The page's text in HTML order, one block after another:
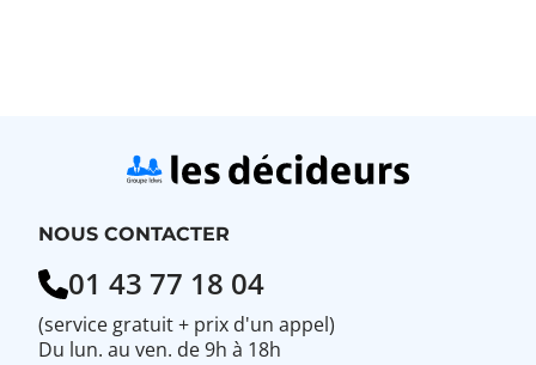
NOUS CONTACTER
01 43 77 18 04
(service gratuit + prix d'un appel)
Du lun. au ven. de 9h à 18h